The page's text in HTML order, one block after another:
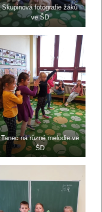
Skupinová fotografie žáků
ve ŠD
Tanec na různé melodie ve
ŠD